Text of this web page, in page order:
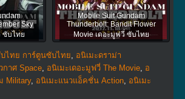
Sky
ซับไทย
Mobile Suit Gundam
Thunderbolt: Bandit Flower
Movie เดอะมูฟวี่ ซับไทย
ไทย การ์ตูนซับไทย, อนิเมะดราม่า
กาศ Space, อนิเมะเดอะมูฟวี่ The Movie, อ
Military, อนิเมะแนวแอ็คชั่น Action, อนิเมะ